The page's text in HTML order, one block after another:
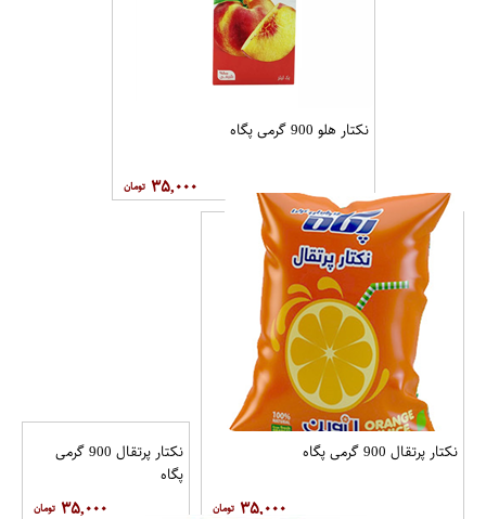
نکتار هلو 900 گرمی پگاه
۳۵,۰۰۰
نکتار پرتقال 900 گرمی پگاه
۳۵,۰۰۰
نکتار پرتقال 900 گرمی
پگاه
۳۵,۰۰۰